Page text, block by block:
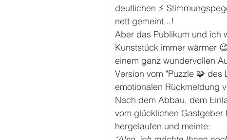
deutlichen ⚡️
nett gemeint...!
Aber das Publikum und ich
Kunststück immer wärmer
einem ganz wundervollen
Version vom "Puzzle 🧩
emotionalen Rückmeldung
Nach dem Abbau, dem
vom glücklichen Gastgeber
hergelaufen und meinte: